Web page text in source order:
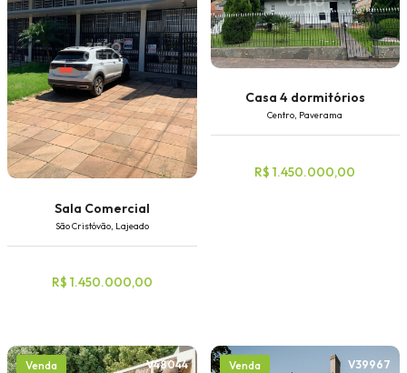
Sala Comercial
São Cristóvão, Lajeado
R$ 1.450.000,00
Casa 4 dormitórios
Centro, Paverama
R$ 1.450.000,00
Venda V48044 Venda V39967